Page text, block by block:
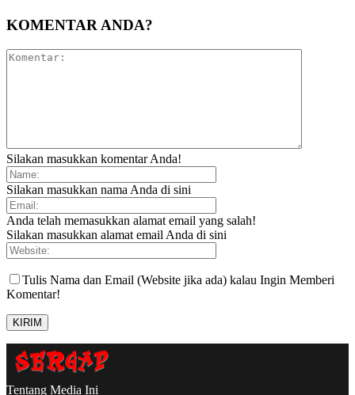
KOMENTAR ANDA?
Silakan masukkan komentar Anda!
Silakan masukkan nama Anda di sini
Anda telah memasukkan alamat email yang salah!
Silakan masukkan alamat email Anda di sini
Tulis Nama dan Email (Website jika ada) kalau Ingin Memberi
Komentar!
Tentang Media Ini